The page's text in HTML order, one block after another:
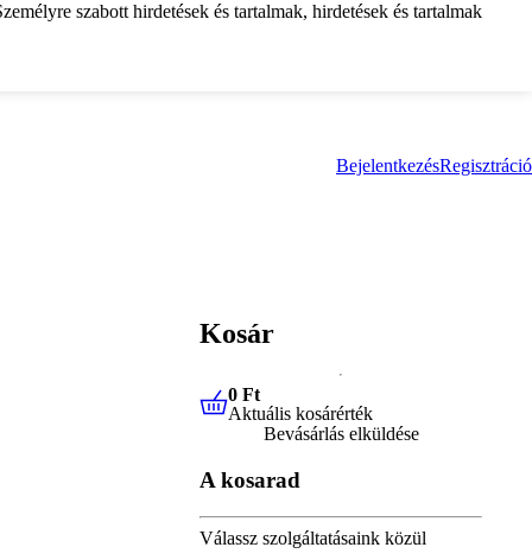
szabott hirdetések és tartalmak, hirdetések és tartalmak
BejelentkezésRegisztráció
Kosár
0 FtAktuális kosárérték
0 Ft
Aktuális kosárérték
Bevásárlás elküldése
A kosarad
Válassz szolgáltatásaink közül